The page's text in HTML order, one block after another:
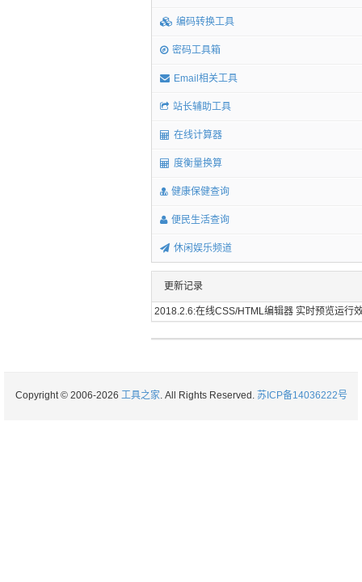
编码转换工具
密码工具箱
Email相关工具
站长辅助工具
在线计算器
度衡量换算
健康保健查询
便民生活查询
休闲娱乐频道
更新记录
2018.2.6:在线CSS/HTML编辑器 实时预览运行
Copyright © 2006-2026 工具之家. All Rights Reserved. 苏ICP备14036222号